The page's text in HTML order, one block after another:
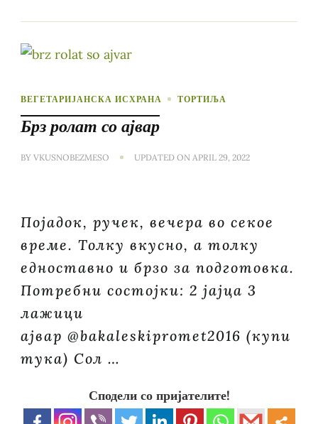
ВЕГЕТАРИЈАНСКА ИСХРАНА ТОРТИЉА
Брз ролат со ајвар
BY VKUSNOBEZMESO UPDATED ON APRIL 29, 2022
Појадок, ручек, вечера во секое
време. Толку вкусно, а толку
едноставно и брзо за подготовка.
Потребни состојки: 2 јајца 3
лажици
ајвар @bakaleskipromet2016 (купи
тука) Сол …
Сподели со пријателите!